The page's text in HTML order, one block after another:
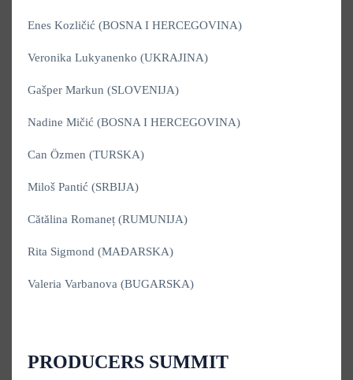
Enes Kozličić (BOSNA I HERCEGOVINA)
Veronika Lukyanenko (UKRAJINA)
Gašper Markun (SLOVENIJA)
Nadine Mičić (BOSNA I HERCEGOVINA)
Can Özmen (TURSKA)
Miloš Pantić (SRBIJA)
Cătălina Romaneț (RUMUNIJA)
Rita Sigmond (MAĐARSKA)
Valeria Varbanova (BUGARSKA)
PRODUCERS SUMMIT